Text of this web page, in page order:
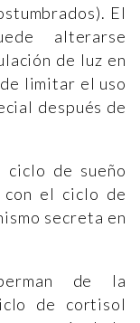
El
alterarse
de luz en
limitar el uso
después de
ciclo de sueño
con el ciclo de
secreta en
de la
de cortisol